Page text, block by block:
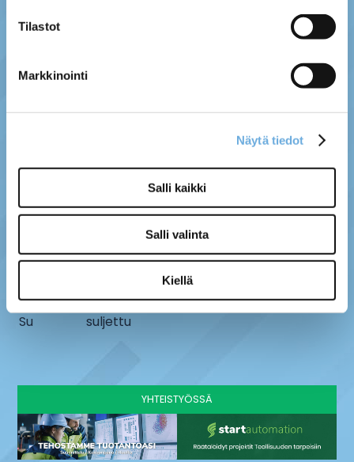
Tilastot
Markkinointi
Näytä tiedot
Salli kaikki
Salli valinta
Kiellä
MYYMÄLÄ
Kauhajoki
AUKIOLOAJAT
La
9-13
Su
suljettu
SÄHKÖ-MÄNTYLÄ OY
info@sahko-mantyla.fi
06 231 4930
YHTEISTYÖSSÄ